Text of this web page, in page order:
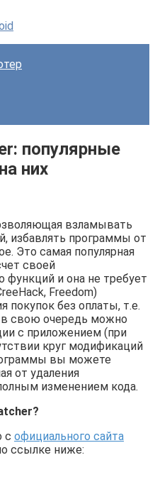
популярные
них
взламывать
избавлять программы от
Это самая популярная
своей
функций и она не требует
Freedom)
покупок без оплаты, т.е.
свою очередь можно
с приложением (при
круг модификаций
вы можете
от удаления
изменением кода.
с официального сайта
ссылке ниже: